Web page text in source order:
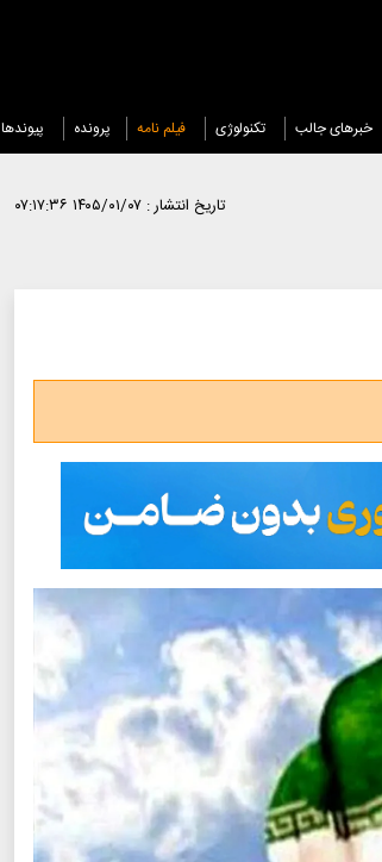
خبرهای جالب تکنولوژی فیلم نامه پرونده پیوندها
تاریخ انتشار : ۱۴۰۵/۰۱/۰۷ ۰۷:۱۷:۳۶